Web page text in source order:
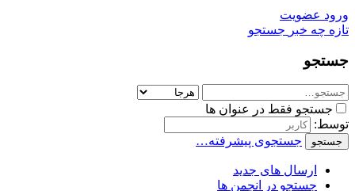
ورود عضویت
تازه چه خبر جستجو
جستجو
جستجو فقط در عنوان ها
توسط:
جستجو جستجوی پیشرفته…
ارسال های جدید
جستجو در انجمن ها